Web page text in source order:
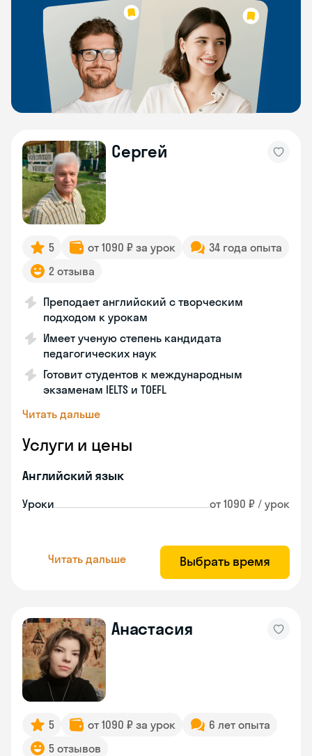
Сергей
5 от 1090 ₽ за урок
34 года опыта
2 отзыва
Преподает английский с творческим
подходом к урокам
Имеет ученую степень кандидата
педагогических наук
Готовит студентов к международным
экзаменам IELTS и TOEFL
Читать дальше
Услуги и цены
Английский язык
Уроки от 1090 ₽ / урок
Читать дальше Выбрать время
Анастасия
5 от 1090 ₽ за урок
6 лет опыта
5 отзывов